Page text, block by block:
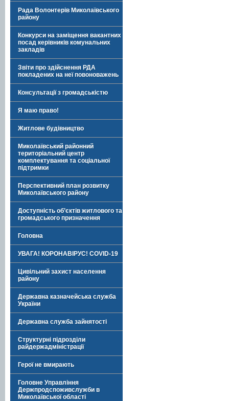
Рада Волонтерів Миколаївського
району
Конкурси на заміщення вакантних
посад керівників комунальних
закладів
Звіти про здійснення РДА
покладених на неї повоноважень
Консультації з громадськістю
Я маю право!
Житлове будівництво
Миколаївський районний
територіальний центр
комплектування та соціальної
підтримки
Перспективний план розвитку
Миколаївського району
Доступність об’єктів житлового та
громадського призначення
Головна
УВАГА! КОРОНАВІРУС! COVID-19
Цивільний захист населення
району
Державна казначейська служба
України
Державна служба зайнятості
Структурні підрозділи
райдержадміністрації
Герої не вмирають
Головне Управління
Держпродспоживслужби в
Миколаївської області